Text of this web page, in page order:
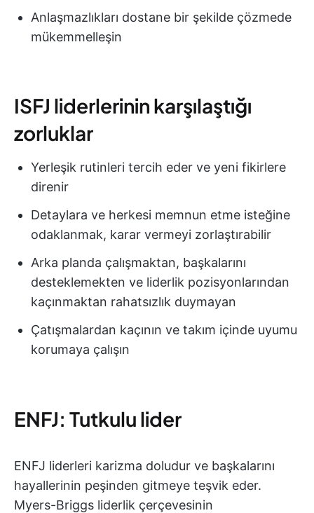
Anlaşmazlıkları dostane bir şekilde çözmede
mükemmelleşin
ISFJ liderlerinin karşılaştığı
zorluklar
Yerleşik rutinleri tercih eder ve yeni fikirlere
direnir
Detaylara ve herkesi memnun etme isteğine
odaklanmak, karar vermeyi zorlaştırabilir
Arka planda çalışmaktan, başkalarını
desteklemekten ve liderlik pozisyonlarından
kaçınmaktan rahatsızlık duymayan
Çatışmalardan kaçının ve takım içinde uyumu
korumaya çalışın
ENFJ: Tutkulu lider
ENFJ liderleri karizma doludur ve başkalarını
hayallerinin peşinden gitmeye teşvik eder.
Myers-Briggs liderlik çerçevesinin